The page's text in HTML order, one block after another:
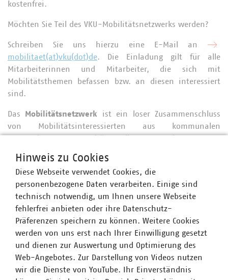
kostenfrei.
Möchten Sie Teil des VKU-Mobilitätsnetzwerks werden?
Schreiben Sie uns hierzu eine E-Mail an
mobilitaet(at)vku(dot)de. Die Einladung gilt für alle
Mitarbeiterinnen und Mitarbeiter, die sich mit
Mobilitätsthemen befassen bzw. an diesen interessiert
sind.
Das Mobilitätsnetzwerk ist ein loser Zusammenschluss
von Mobilitätsinteressierten aus kommunalen
Abfallwirtschaft, mit Unternehmen aus der ganzen
Bundesrepublik. Das Netzwerk trifft sich mehrmals
jährlich zu Online-Treffen, bei denen jeweils aktuelle
Mobilitätsthemen durch Referent*innen vorgestellt, um
Best-Practice-Beispiele unserer Mitgliedsunternehmen
ergänzt und dann durch die Teilnehmer*innen diskutiert
werden.
Hinweis zu Cookies
Diese Webseite verwendet Cookies, die
personenbezogene Daten verarbeiten. Einige sind
technisch notwendig, um Ihnen unsere Webseite
fehlerfrei anbieten oder ihre Datenschutz-
Präferenzen speichern zu können. Weitere Cookies
werden von uns erst nach Ihrer Einwilligung gesetzt
und dienen zur Auswertung und Optimierung des
Web-Angebotes. Zur Darstellung von Videos nutzen
wir die Dienste von YouTube. Ihr Einverständnis